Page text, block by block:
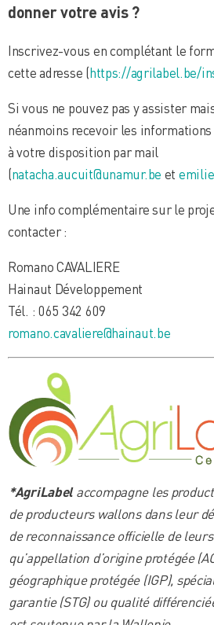
donner votre avis ?
Inscrivez-vous en complétant le
cette adresse (https://agrilabel.be/
Si vous ne pouvez pas y assister
néanmoins recevoir les
à votre disposition par mail
(natacha.aucuit@unamur.be et
Une info complémentaire sur le
contacter :
Romano CAVALIERE
Hainaut Développement
Tél. : 065 342 609
romano.cavaliere@hainaut.be
*AgriLabelaccompagne les
de producteurs wallons dans leur
de reconnaissance officielle de
qu’appellation d’origine protégée
géographique protégée (IGP),
garantie (STG) ou qualité